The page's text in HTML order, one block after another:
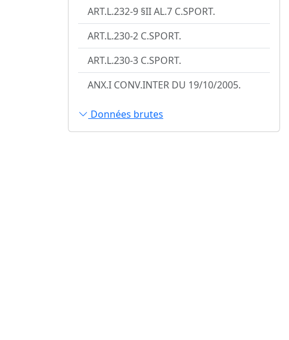
ART.L.232-9 §II AL.7 C.SPORT.
ART.L.230-2 C.SPORT.
ART.L.230-3 C.SPORT.
ANX.I CONV.INTER DU 19/10/2005.
Données brutes